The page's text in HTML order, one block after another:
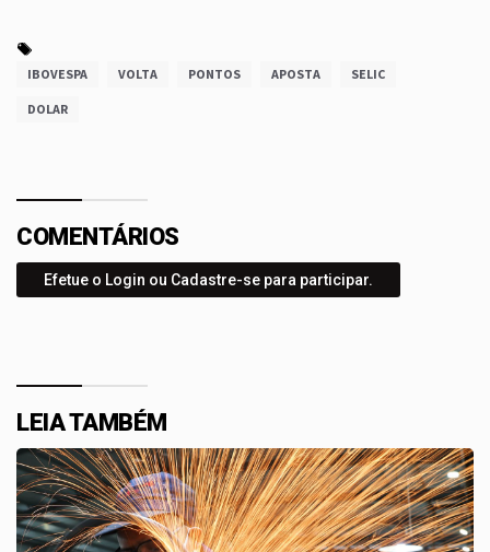
IBOVESPA VOLTA PONTOS APOSTA SELIC
DOLAR
COMENTÁRIOS
Efetue o Login ou Cadastre-se para participar.
LEIA TAMBÉM